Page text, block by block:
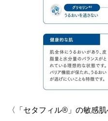
〈「セタフィル®」の敏感肌